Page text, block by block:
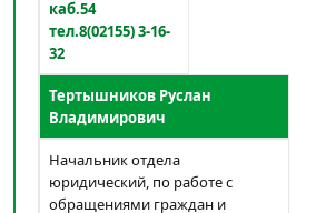
каб.54
тел.8(02155) 3-16-
32
Тертышников Руслан
Владимирович
Начальник отдела
юридический, по работе с
обращениями граждан и